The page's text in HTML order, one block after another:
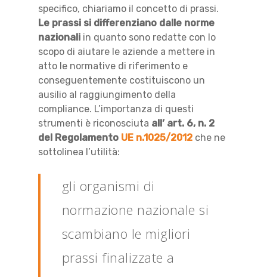
specifico, chiariamo il concetto di prassi.
Le prassi si differenziano dalle norme
nazionali in quanto sono redatte con lo
scopo di aiutare le aziende a mettere in
atto le normative di riferimento e
conseguentemente costituiscono un
ausilio al raggiungimento della
compliance. L’importanza di questi
strumenti è riconosciuta all’ art. 6, n. 2
del Regolamento UE n.1025/2012 che ne
sottolinea l’utilità:
gli organismi di
normazione nazionale si
scambiano le migliori
prassi finalizzate a